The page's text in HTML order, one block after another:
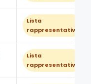
Lista
rappresentativa
Lista
rappresentativa